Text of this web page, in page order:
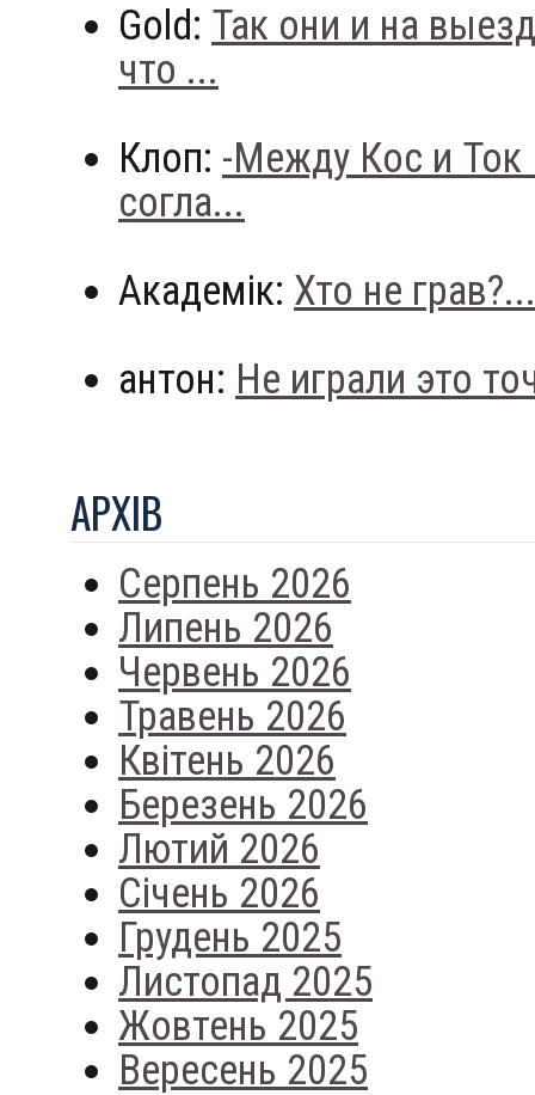
Gold: Так они и на
что ...
Клоп: -Между Кос и
согла...
Академік: Хто не грав?...
антон: Не играли это
АРХIВ
Серпень 2026
Липень 2026
Червень 2026
Травень 2026
Квітень 2026
Березень 2026
Лютий 2026
Січень 2026
Грудень 2025
Листопад 2025
Жовтень 2025
Вересень 2025